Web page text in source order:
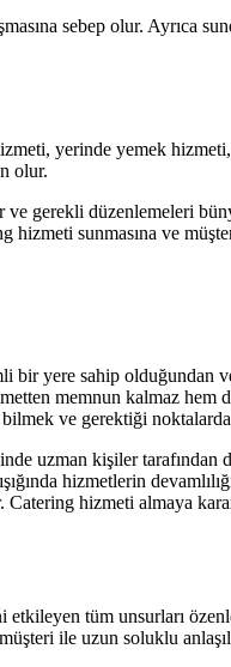
sebep olur. Ayrıca
yerinde yemek
olur.
gerekli düzenlemeleri
sunmasına ve
yere sahip olduğundan
memnun kalmaz hem
ve gerektiği
uzman kişiler tarafından
hizmetlerin
hizmeti almaya
tüm unsurları
ile uzun soluklu